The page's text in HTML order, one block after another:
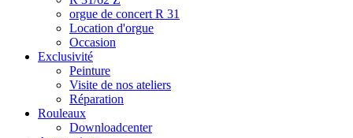
orgue de concert R 31
Location d'orgue
Occasion
Exclusivité
Peinture
Visite de nos ateliers
Réparation
Rouleaux
Downloadcenter